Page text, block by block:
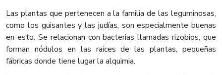
Las plantas que pertenecen a la familia de las leguminosas,
como los guisantes y las judías, son especialmente buenas
en esto. Se relacionan con bacterias llamadas rizobios, que
forman nódulos en las raíces de las plantas, pequeñas
fábricas donde tiene lugar la alquimia.